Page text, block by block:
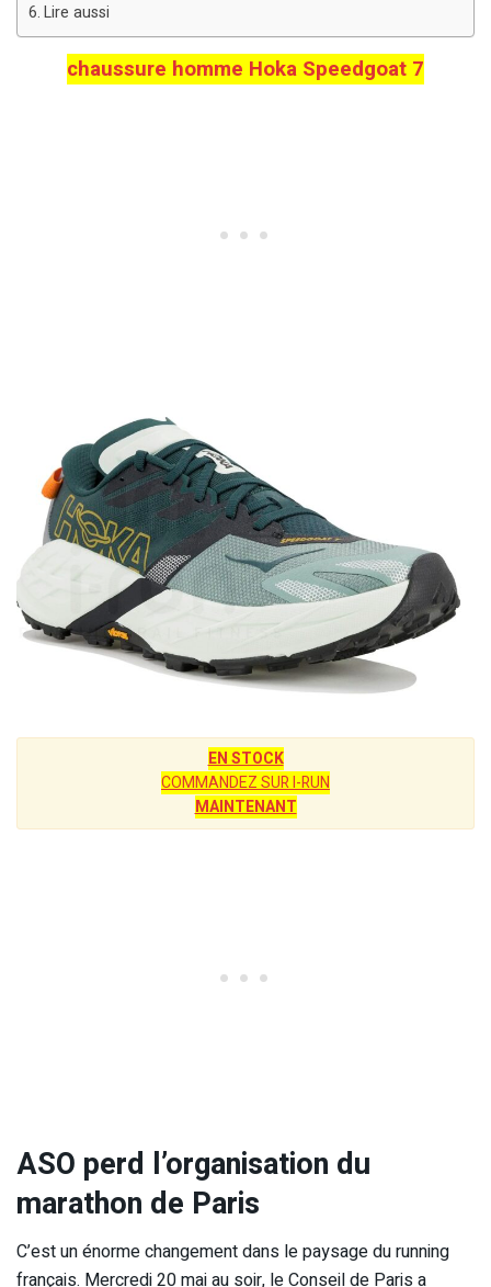
Lire aussi
chaussure homme Hoka Speedgoat 7
EN STOCK
COMMANDEZ SUR I-RUN
MAINTENANT
ASO perd l’organisation du
marathon de Paris
C’est un énorme changement dans le paysage du running
français. Mercredi 20 mai au soir, le Conseil de Paris a